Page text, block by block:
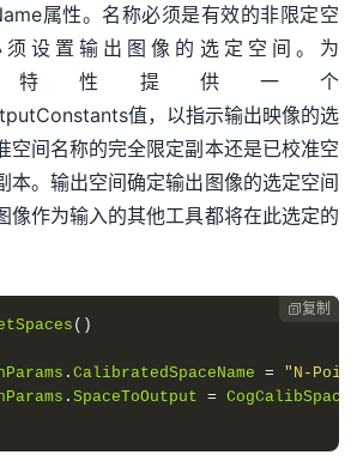
属性。名称必须是有效的非限定空
设置输出图像的选定空间。为
特性提供一个
值，以指示输出映像的选
空间名称的完全限定副本还是已校准空
本。输出空间确定输出图像的选定空间
像作为输入的其他工具都将在此选定的
复制
()
. CalibratedSpaceName =
"N-
. SpaceToOutput =